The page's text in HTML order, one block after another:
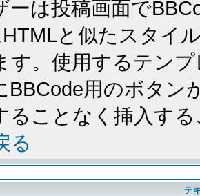
ーは投稿画面で
と似たスタイ
す。使用するテン
BBCode用のボタン
ることなく挿入す
る
テ